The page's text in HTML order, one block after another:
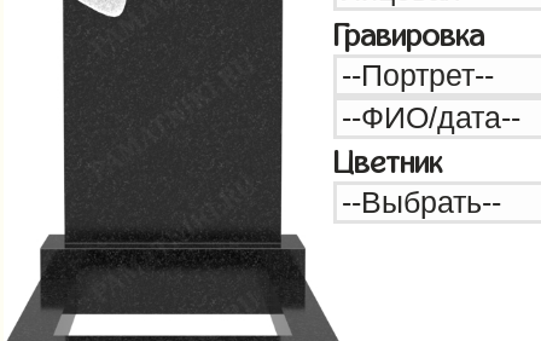
Гравировка
Цветник